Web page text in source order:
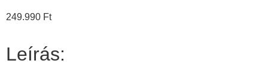
249.990 Ft
Leírás: